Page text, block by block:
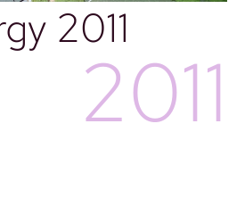
2011
2011